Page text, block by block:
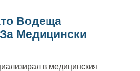
Водеща
Медицински
в медицинския